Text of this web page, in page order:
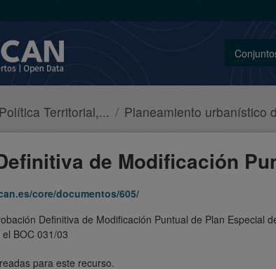
Política Territorial,... Planeamiento urbanístico
de Modificación
core/documentos/605/
Definitiva de Modificación Puntual de Plan
BOC 031/03
para este recurso.